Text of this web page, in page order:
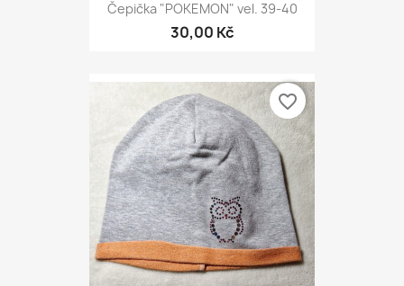
Čepička "POKEMON" vel. 39-40
30,00 Kč
favorite_border